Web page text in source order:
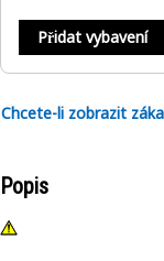
Přidat vybavení
Chcete-li zobrazit
Popis